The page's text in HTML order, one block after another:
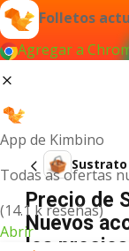
Folletos
Agregar a
App de Kimbino
Todas as ofertas
(14.1 k reseñas)
Abrir
Precio de
Nuevos
los